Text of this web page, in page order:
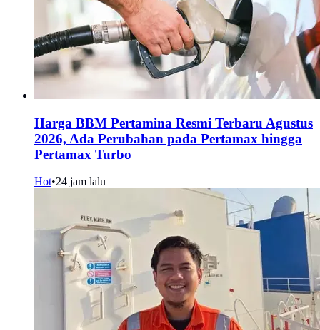
Harga BBM Pertamina Resmi Terbaru Agustus
2026, Ada Perubahan pada Pertamax hingga
Pertamax Turbo
Hot•24 jam lalu